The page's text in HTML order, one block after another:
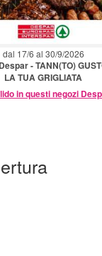
dal 17/6 al 30/9/2026
- TANN(TO)
LA TUA GRIGLIATA
in questi negozi